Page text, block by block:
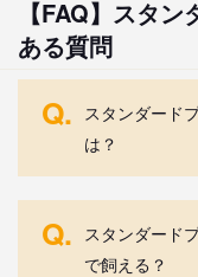
【FAQ】スタ
ある質問
Q.
スタンダード
は？
Q.
スタンダード
で飼える？